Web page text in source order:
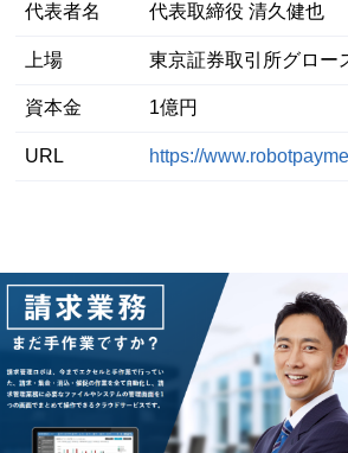
代表者名 代表取締役 清久健也
上場 東京証券取引所グロー
資本金 1億円
URL https://